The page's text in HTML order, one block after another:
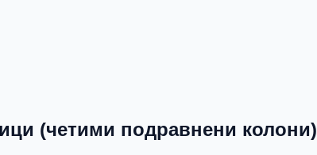
(четими подравнени колони)